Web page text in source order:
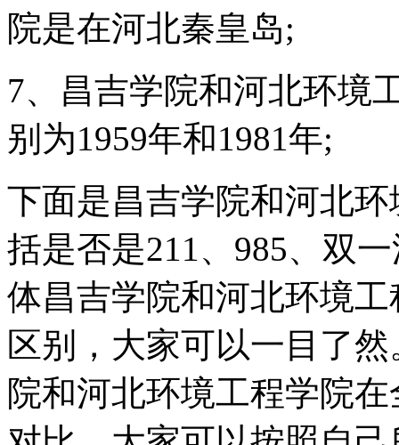
院是在河北秦皇岛;
7、昌吉学院和河北环境
别为1959年和1981年;
下面是昌吉学院和河北
括是否是211、985、双
体昌吉学院和河北环境
区别，大家可以一目了
院和河北环境工程学院